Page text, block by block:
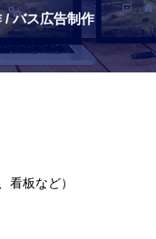
/ バス広告制作
看板など）